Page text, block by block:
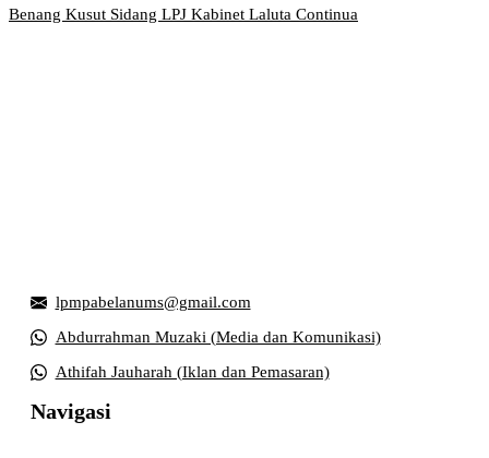
Benang Kusut Sidang LPJ Kabinet Laluta Continua
lpmpabelanums@gmail.com
Abdurrahman Muzaki (Media dan Komunikasi)
Athifah Jauharah (Iklan dan Pemasaran)
Navigasi